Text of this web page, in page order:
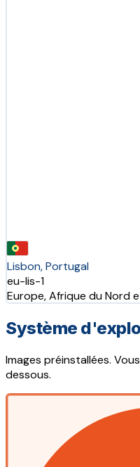
Lisbon, Portugal
eu-lis-1
Europe, Afrique du Nord
Système
Images préinstallées.
dessous.